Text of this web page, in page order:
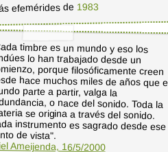
efemérides de 1983
timbre es un mundo y eso los
lo han trabajado desde un
porque filosóficamente creen
hace muchos miles de años que el
parte a partir, valga la
o nace del sonido. Toda la
se origina a través del sonido.
instrumento es sagrado desde ese
de vista".
Ameijenda, 16/5/2000